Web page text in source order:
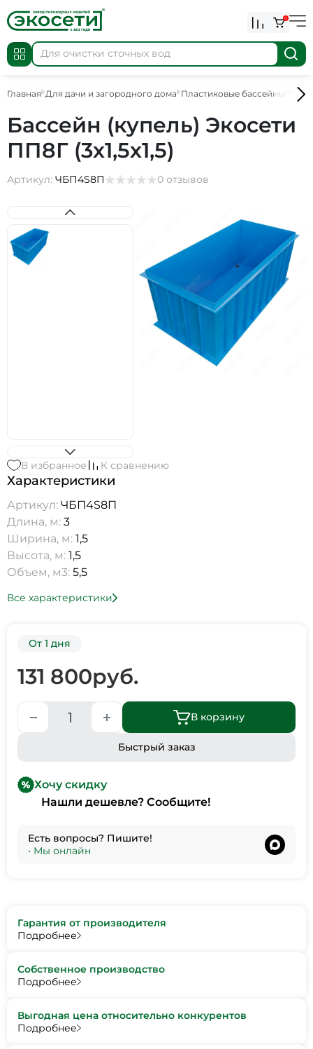
0
Главная Для дачи и загородного дома Пластиковые бассейны
Бассейн (купель) Экосети
ПП8Г (3х1,5х1,5)
Артикул: ЧБП4S8П 0 отзывов
В избранное К сравнению
Характеристики
Артикул: ЧБП4S8П
Длина, м: 3
Ширина, м: 1,5
Высота, м: 1,5
Объем, м3: 5,5
Все характеристики
От 1 дня
131 800руб.
В корзину
Быстрый заказ
Хочу скидку
Нашли дешевле? Сообщите!
Есть вопросы? Пишите!
• Мы онлайн
Гарантия от производителя
Подробнее
Собственное производство
Подробнее
Выгодная цена относительно конкурентов
Подробнее